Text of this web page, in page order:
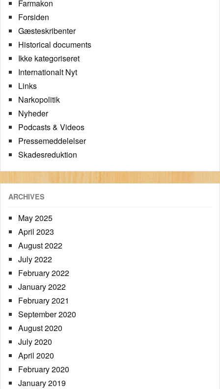
Farmakon
Forsiden
Gæsteskribenter
Historical documents
Ikke kategoriseret
Internationalt Nyt
Links
Narkopolitik
Nyheder
Podcasts & Videos
Pressemeddelelser
Skadesreduktion
ARCHIVES
May 2025
April 2023
August 2022
July 2022
February 2022
January 2022
February 2021
September 2020
August 2020
July 2020
April 2020
February 2020
January 2019